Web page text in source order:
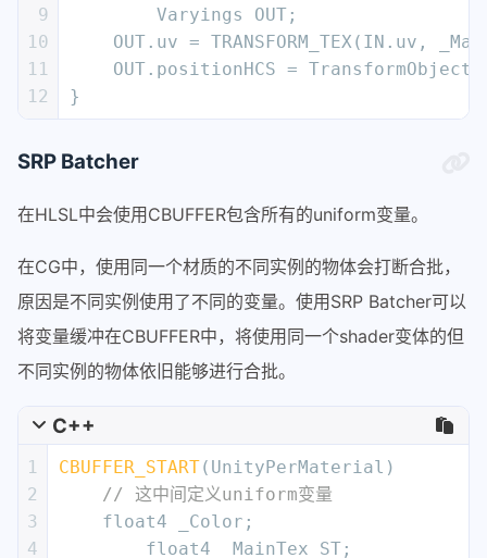
9
10
11
12
	Varyings OUT;
OUT.uv = TRANSFORM_TEX(IN.uv,
OUT.positionHCS =
}
SRP Batcher
在HLSL中会使用CBUFFER包含所有的uniform变量。
在CG中，使用同一个材质的不同实例的物体会打断合批，
原因是不同实例使用了不同的变量。使用SRP Batcher可以
将变量缓冲在CBUFFER中，将使用同一个shader变体的但
不同实例的物体依旧能够进行合批。
C++
1
2
3
4
CBUFFER_START(UnityPerMaterial)
// 这中间定义uniform变量
    float4 _Color;
	float4 _MainTex_ST;